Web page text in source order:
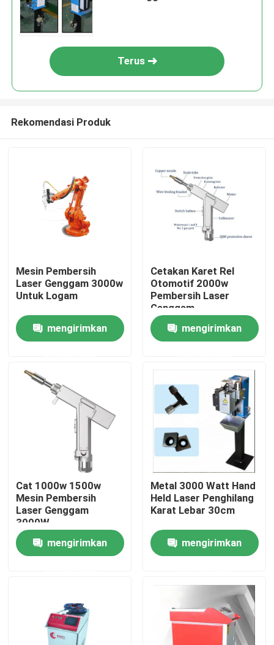
Rumah
Produk
Video
Tentang kami
Kontrol kualitas
Hubungi kami
Permintaan Penawaran
Terus
Rekomendasi Produk
Mesin Pembersih
Laser Genggam 3000w
Untuk Logam
mengirimkan
Cetakan Karet Rel
Otomotif 2000w
Pembersih Laser
Genggam
mengirimkan
Cat 1000w 1500w
Mesin Pembersih
Laser Genggam
3000W
mengirimkan
Metal 3000 Watt Hand
Held Laser Penghilang
Karat Lebar 30cm
mengirimkan